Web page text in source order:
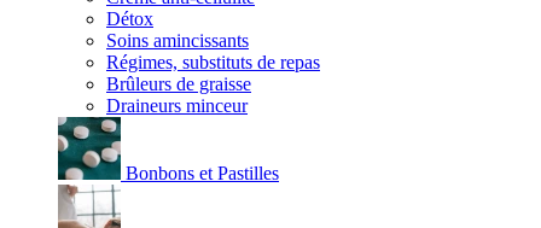
Détox
Soins amincissants
Régimes, substituts de repas
Brûleurs de graisse
Draineurs minceur
Bonbons et Pastilles